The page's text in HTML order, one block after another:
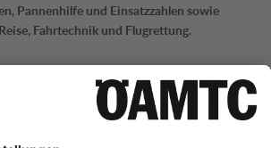
Pannenhilfe und Einsatzzahlen sowie
Fahrtechnik und Flugrettung.